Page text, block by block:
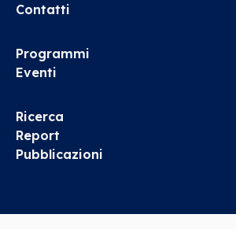
Contatti
Programmi
Eventi
Ricerca
Report
Pubblicazioni